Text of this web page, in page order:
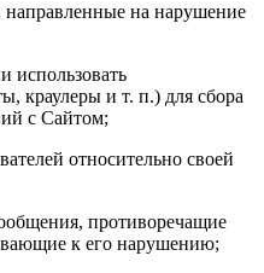
направленные на нарушение
использовать
краулеры и т. п.) для сбора
с Сайтом;
относительно своей
противоречащие
к его нарушению;